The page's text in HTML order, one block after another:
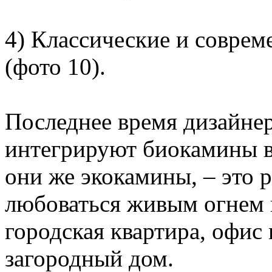
4) Классические и
(фото 10).
Последнее время
интегрируют биокамины
они же экокамины, – это
любоваться живым
городская квартира,
загородный дом.